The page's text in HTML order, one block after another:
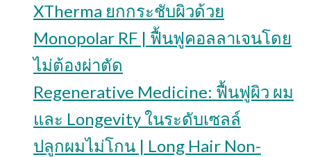
XTherma ยกกระชับผิวด้วย
Monopolar RF | ฟื้นฟูคอลลาเจนโดย
ไม่ต้องผ่าตัด
Regenerative Medicine: ฟื้นฟูผิว ผม
และ Longevity ในระดับเซลล์
ปลูกผมไม่โกน | Long Hair Non-